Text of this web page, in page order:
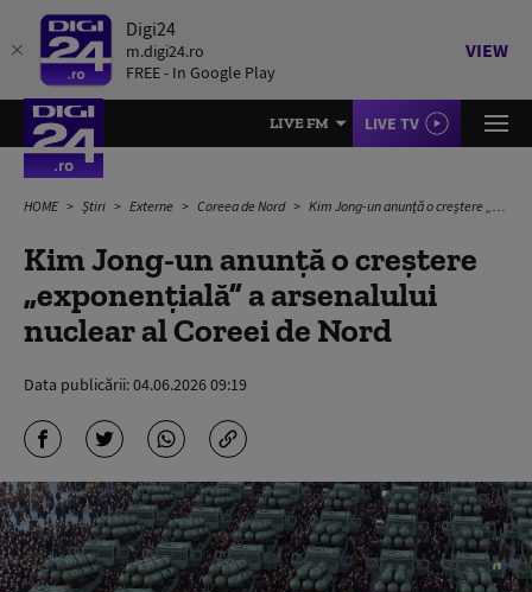
Digi24
m.digi24.ro
FREE - In Google Play
VIEW
LIVE FM LIVE TV
HOME Știri Externe Coreea de Nord Kim Jong-un anunță o creștere „exponențială” a arsenalului nuclear al Coreei de Nord
Kim Jong-un anunță o creștere
„exponențială” a arsenalului
nuclear al Coreei de Nord
Data publicării:04.06.2026 09:19